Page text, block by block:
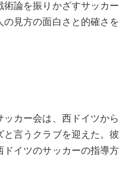
論を振りかざすサッカー
見方の面白さと的確さを
カー会は、西ドイツから
言うクラブを迎えた。彼
ドイツのサッカーの指導方